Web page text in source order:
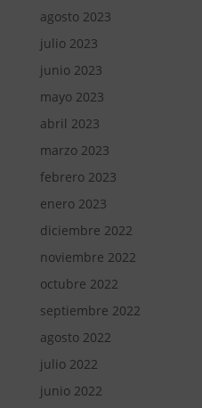
agosto 2023
julio 2023
junio 2023
mayo 2023
abril 2023
marzo 2023
febrero 2023
enero 2023
diciembre 2022
noviembre 2022
octubre 2022
septiembre 2022
agosto 2022
julio 2022
junio 2022